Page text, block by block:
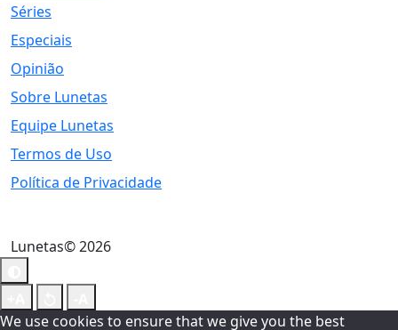
Séries
Especiais
Opinião
Sobre Lunetas
Equipe Lunetas
Termos de Uso
Política de Privacidade
Lunetas© 2026
We use cookies to ensure that we give you the best